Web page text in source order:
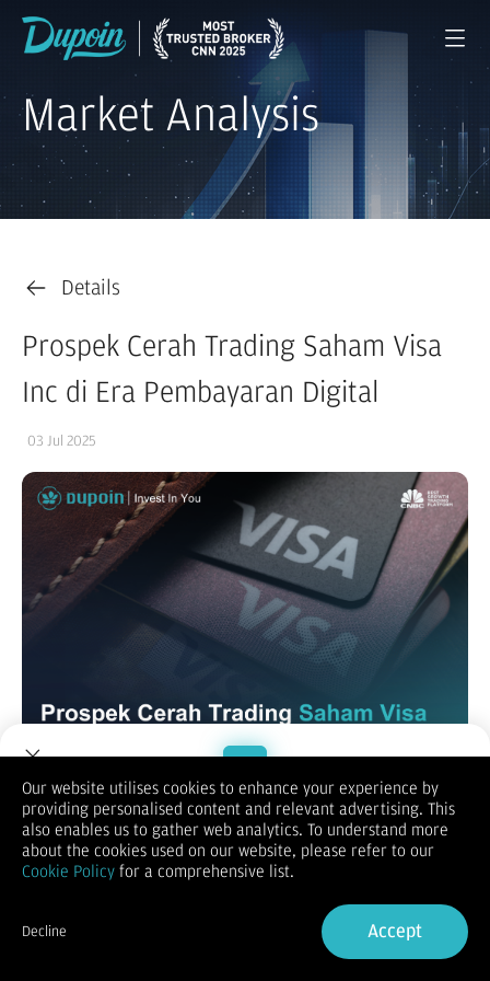
Market Analysis
Details
Prospek Cerah Trading Saham Visa
Inc di Era Pembayaran Digital
03 Jul 2025
Di tengah dunia yang semakin terdigitalisasi, perusahaan
berbasis pembayaran seperti Visa Inc menjadi sorotan utama
di pasar saham. Visa tidak hanya menjadi penghubung
transaksi global, tetapi juga telah bertransformasi menjadi
inovator utama di sektor pembayaran digital.
dianggap sebagai aset potensial untuk dikoleksi jangka
menengah hingga panjang. Tapi, apa sebenarnya yang
membuat saham Visa Inc begitu menjanjikan? Yuk, kita kupas
Welcome to Dupoin.
Trade with a Trusted Broker
Sign in
Our website utilises cookies to enhance your experience by
providing personalised content and relevant advertising. This
also enables us to gather web analytics. To understand more
about the cookies used on our website, please refer to our
Cookie Policy for a comprehensive list.
Decline Accept